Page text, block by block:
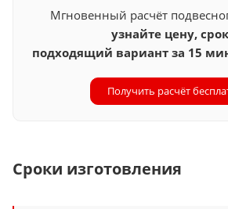
Мгновенный расчёт
узнайте цену,
подходящий вариант за 15
Получить расчёт
Сроки изготовления